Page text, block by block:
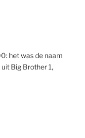
het was de naam
Big Brother 1,